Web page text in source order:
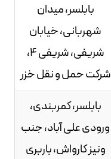
بابلسر، میدان
شهربانی، خیابان
شریفی، شریفی 4،
شرکت حمل و نقل خزر
بابلسر، کمربندی،
ورودی علی آباد، جنب
ونیز کارواش، باربری